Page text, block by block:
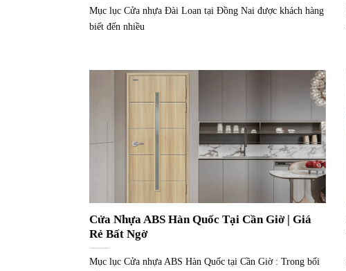
Mục lục Cửa nhựa Đài Loan tại Đồng Nai được khách hàng
biết đến nhiều
Cửa Nhựa ABS Hàn Quốc Tại Cần Giờ | Giá
Rẻ Bất Ngờ
Mục lục Cửa nhựa ABS Hàn Quốc tại Cần Giờ : Trong bối